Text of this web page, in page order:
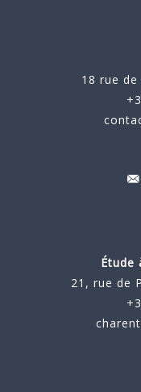
18 rue
Étude
21, rue de